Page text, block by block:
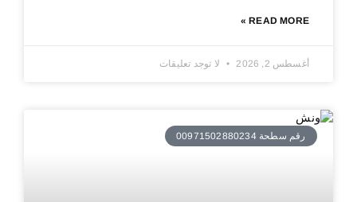
READ MORE »
أغسطس 2, 2026 لا توجد تعليقات
رقم سطحة 00971502880234